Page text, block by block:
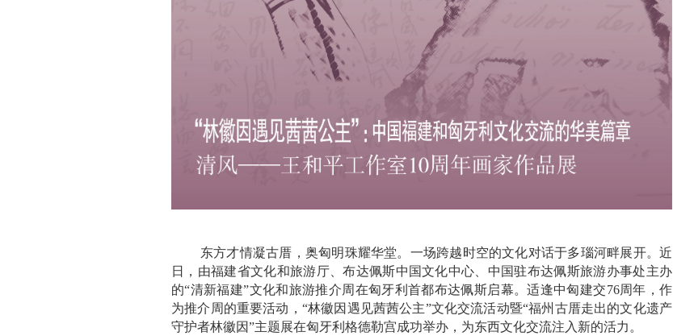
东方才情凝古厝，奥匈明珠耀华堂。一场跨越时空的文化对话于多瑙河畔展开。近
日，由福建省文化和旅游厅、布达佩斯中国文化中心、中国驻布达佩斯旅游办事处主办
的“清新福建”文化和旅游推介周在匈牙利首都布达佩斯启幕。适逢中匈建交76周年，作
为推介周的重要活动，“林徽因遇见茜茜公主”文化交流活动暨“福州古厝走出的文化遗产
守护者林徽因”主题展在匈牙利格德勒宫成功举办，为东西文化交流注入新的活力。